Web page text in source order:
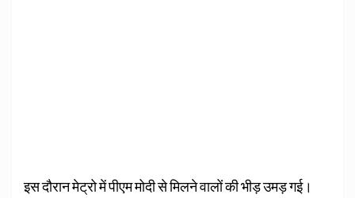
इस दौरान मेट्रो में पीएम मोदी से मिलने वालों की भीड़ उमड़ गई।